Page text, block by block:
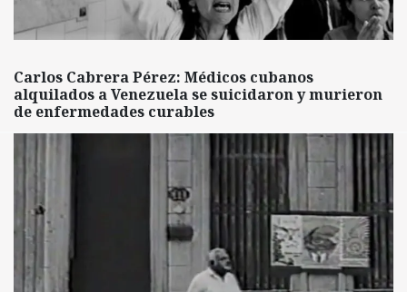
Carlos Cabrera Pérez: Médicos cubanos
alquilados a Venezuela se suicidaron y murieron
de enfermedades curables